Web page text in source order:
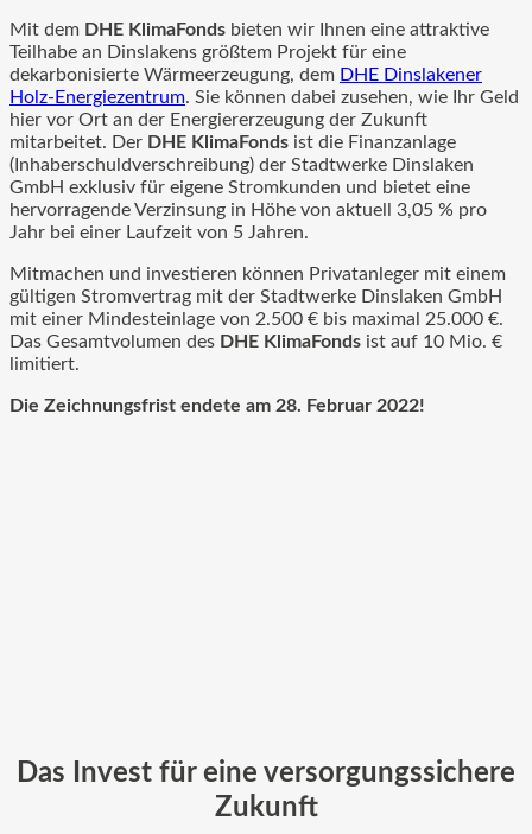
Mit dem DHE KlimaFonds bieten wir Ihnen eine attraktive
Teilhabe an Dinslakens größtem Projekt für eine
dekarbonisierte Wärmeerzeugung, dem DHE Dinslakener
Holz-Energiezentrum. Sie können dabei zusehen, wie Ihr Geld
hier vor Ort an der Energiererzeugung der Zukunft
mitarbeitet. Der DHE KlimaFonds ist die Finanzanlage
(Inhaberschuldverschreibung) der Stadtwerke Dinslaken
GmbH exklusiv für eigene Stromkunden und bietet eine
hervorragende Verzinsung in Höhe von aktuell 3,05 % pro
Jahr bei einer Laufzeit von 5 Jahren.
Mitmachen und investieren können Privatanleger mit einem
gültigen Stromvertrag mit der Stadtwerke Dinslaken GmbH
mit einer Mindesteinlage von 2.500 € bis maximal 25.000 €.
Das Gesamtvolumen des DHE KlimaFonds ist auf 10 Mio. €
limitiert.
Die Zeichnungsfrist endete am 28. Februar 2022!
Das Invest für eine versorgungssichere
Zukunft